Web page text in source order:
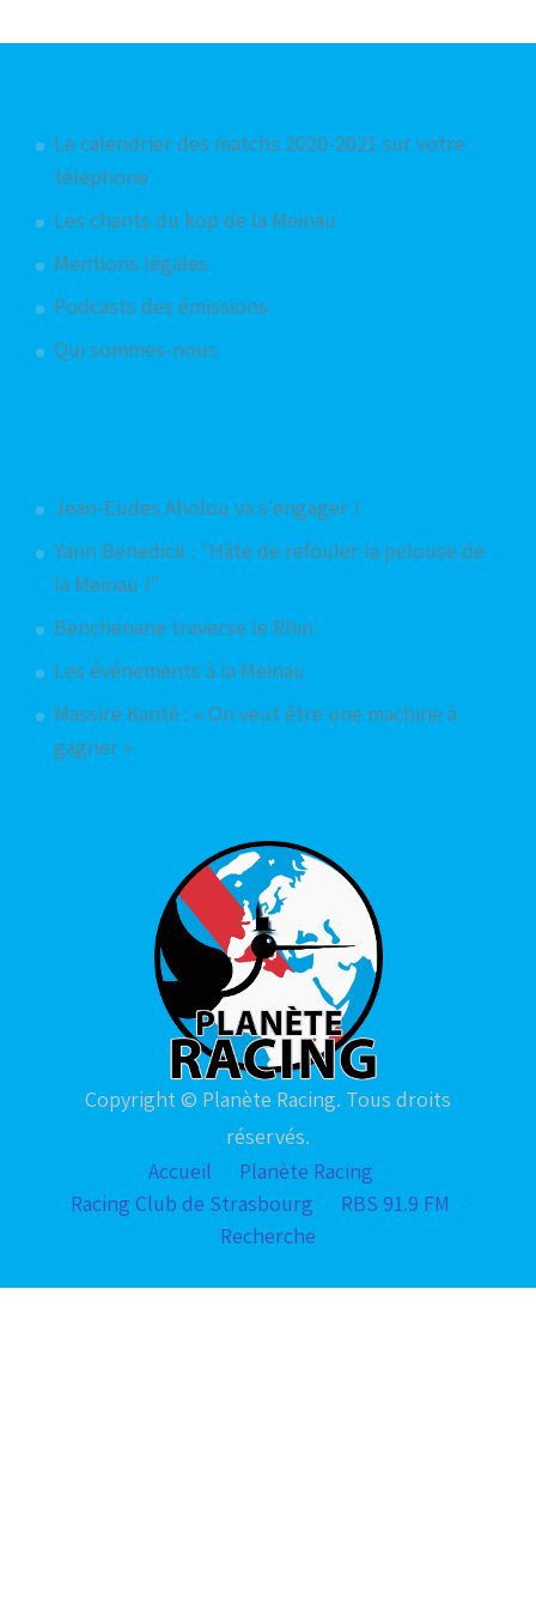
Le calendrier des matchs 2020-2021 sur votre
téléphone
Les chants du kop de la Meinau
Mentions légales
Podcasts des émissions
Qui sommes-nous
Jean-Eudes Aholou va s'engager !
Yann Benedick : "Hâte de refouler la pelouse de
la Meinau !"
Benchenane traverse le Rhin
Les événements à la Meinau
Massiré Kanté : « On veut être une machine à
gagner »
Copyright © Planète Racing. Tous droits
réservés.
Accueil
Planète Racing
Racing Club de Strasbourg
RBS 91.9 FM
Recherche